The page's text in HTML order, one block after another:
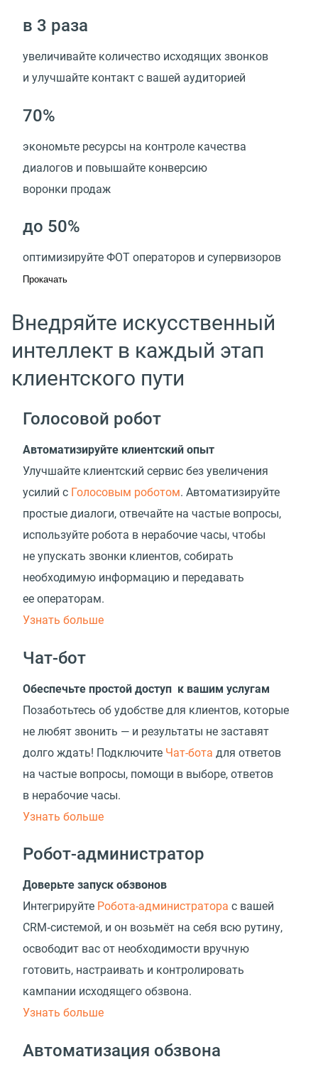
в 3 раза
увеличивайте количество исходящих звонков
и улучшайте контакт с вашей аудиторией
70%
экономьте ресурсы на контроле качества
диалогов и повышайте конверсию
воронки продаж
до 50%
оптимизируйте ФОТ операторов и супервизоров
Прокачать
Внедряйте искусственный
интеллект в каждый этап
клиентского пути
Голосовой робот
Автоматизируйте клиентский опыт
Улучшайте клиентский сервис без увеличения
усилий с Голосовым роботом. Автоматизируйте
простые диалоги, отвечайте на частые вопросы,
используйте робота в нерабочие часы, чтобы
не упускать звонки клиентов, собирать
необходимую информацию и передавать
ее операторам.
Узнать больше
Чат-бот
Обеспечьте простой доступ к вашим услугам
Позаботьтесь об удобстве для клиентов, которые
не любят звонить — и результаты не заставят
долго ждать! Подключите Чат-бота для ответов
на частые вопросы, помощи в выборе, ответов
в нерабочие часы.
Узнать больше
Робот-администратор
Доверьте запуск обзвонов
Интегрируйте Робота-администратора с вашей
CRM‑системой, и он возьмёт на себя всю рутину,
освободит вас от необходимости вручную
готовить, настраивать и контролировать
кампании исходящего обзвона.
Узнать больше
Автоматизация обзвона